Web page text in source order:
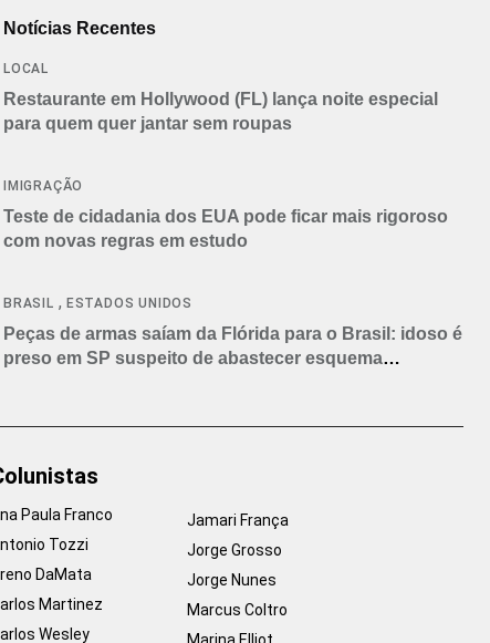
Notícias Recentes
LOCAL
Restaurante em Hollywood (FL) lança noite especial
para quem quer jantar sem roupas
IMIGRAÇÃO
Teste de cidadania dos EUA pode ficar mais rigoroso
com novas regras em estudo
BRASIL , ESTADOS UNIDOS
Peças de armas saíam da Flórida para o Brasil: idoso é
preso em SP suspeito de abastecer esquema
Paula Franco
Tozzi
DaMata
Martinez
Wesley
Jamari França
Jorge Grosso
Jorge Nunes
Marcus Coltro